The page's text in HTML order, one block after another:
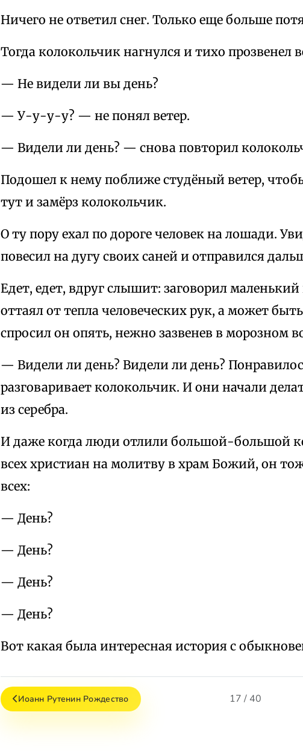
Ничего не ответил снег. Только еще больше
Тогда колокольчик нагнулся и тихо прозвенел
— Не видели ли вы день?
— У-у-у-у? — не понял ветер.
— Видели ли день? — снова повторил
Подошел к нему поближе студёный ветер,
тут и замёрз колокольчик.
О ту пору ехал по дороге человек на лошади.
повесил на дугу своих саней и отправился
Едет, едет, вдруг слышит: заговорил
оттаял от тепла человеческих рук, а может
спросил он опять, нежно зазвенев в морозном
— Видели ли день? Видели ли день?
разговаривает колокольчик. И они начали
из серебра.
И даже когда люди отлили большой-большой
всех христиан на молитву в храм Божий, он
всех:
— День?
— День?
— День?
— День?
Вот какая была интересная история с
Иоанн Рутенин Рождество 17 / 40